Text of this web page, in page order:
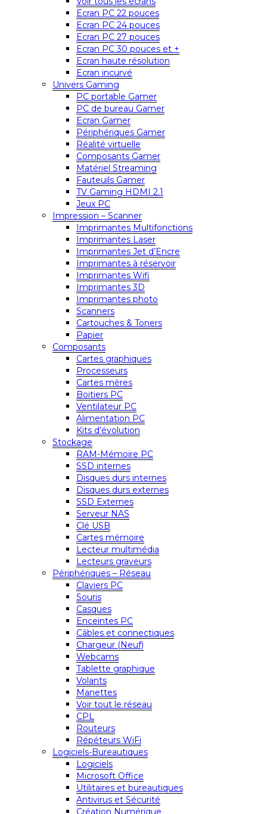
Ecran PC 22 pouces
Ecran PC 24 pouces
Ecran PC 27 pouces
Ecran PC 30 pouces et +
Ecran haute résolution
Ecran incurvé
Univers Gaming
PC portable Gamer
PC de bureau Gamer
Ecran Gamer
Périphériques Gamer
Réalité virtuelle
Composants Gamer
Matériel Streaming
Fauteuils Gamer
TV Gaming HDMI 2.1
Jeux PC
Impression – Scanner
Imprimantes Multifonctions
Imprimantes Laser
Imprimantes Jet d’Encre
Imprimantes à réservoir
Imprimantes Wifi
Imprimantes 3D
Imprimantes photo
Scanners
Cartouches & Toners
Papier
Composants
Cartes graphiques
Processeurs
Cartes mères
Boitiers PC
Ventilateur PC
Alimentation PC
Kits d’évolution
Stockage
RAM-Mémoire PC
SSD internes
Disques durs internes
Disques durs externes
SSD Externes
Serveur NAS
Clé USB
Cartes mémoire
Lecteur multimédia
Lecteurs graveurs
Périphériques – Réseau
Claviers PC
Souris
Casques
Enceintes PC
Câbles et connectiques
Chargeur (Neuf)
Webcams
Tablette graphique
Volants
Manettes
Voir tout le réseau
CPL
Routeurs
Répéteurs WiFi
Logiciels-Bureautiques
Logiciels
Microsoft Office
Utilitaires et bureautiques
Antivirus et Sécurité
Création Numérique